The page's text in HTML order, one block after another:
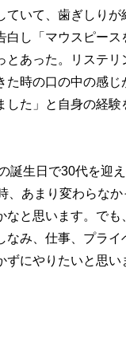
ていて、歯ぎしりが
白し「マウスピース
とあった。リステリ
た時の口の中の感じ
した」と自身の経験
誕生日で30代を迎
、あまり変わらな
なと思います。でも
なみ、仕事、プライ
ずにやりたいと思い